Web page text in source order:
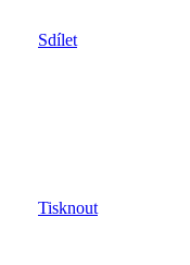
Sdílet
Tisknout